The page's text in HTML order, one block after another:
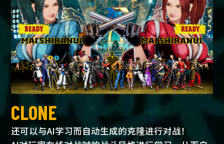
CLONE
还可以与AI学习而自动生成的克隆进行对战！